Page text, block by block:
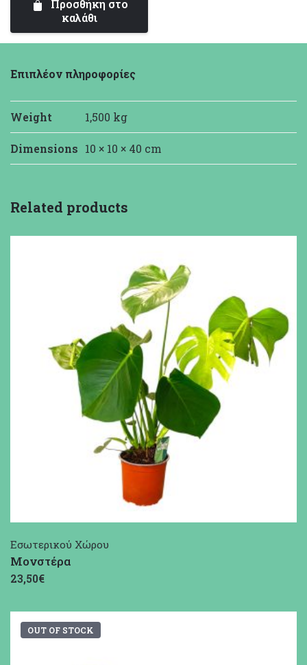
Προσθήκη στο
καλάθι
Επιπλέον πληροφορίες
Weight 1,500 kg
Dimensions 10 × 10 × 40 cm
Related products
Εσωτερικού Χώρου
Μονστέρα
23,50€
OUT OF STOCK